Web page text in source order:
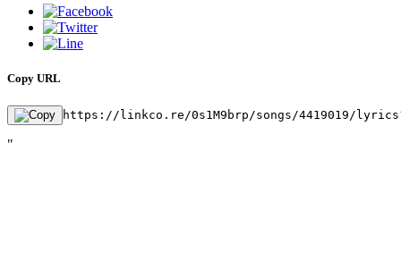
Copy URL
https://linkco.re/0s1M9brp/songs/4419019/
"